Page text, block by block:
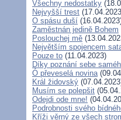
Všechny nedostatky
Nejvyšší trest
O spásu duší
Zaměstnán jedině Bohem
Poslouchej mě
Největším spojencem
Pouze to (11.04.2023)
Díky poznání sebe
Ó převeselá novina
Král židovský
Musím se polepšit
Odejdi ode mne!
Podrobnosti svého
Kříži věrný ze všech